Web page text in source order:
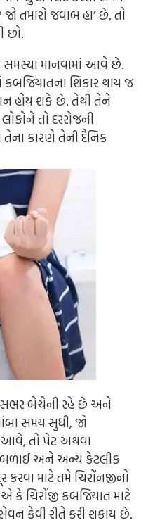
તમારો જવાબ હા’ છે, તો
છો.
માનવામાં આવે છે.
કબજિયાતના શિકાર થાય જ
હોય શકે છે. તેથી તેને
તો દરરોજની
કારણે તેની દૈનિક
બેચેની રહે છે અને
સમય સુધી, જો
તો પેટ અથવા
અને અન્ય કેટલીક
માટે તમે ચિરોંનજીનો
કે ચિરોંજી કબજિયાત માટે
કેવી રીતે કરી શકાય છે.